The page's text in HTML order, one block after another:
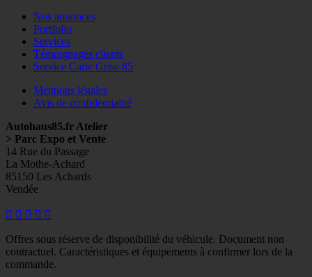
Nos annonces
Portfolio
Services
Témoignages clients
Service Carte Grise 85
Mentions légales
Avis de confidentialité
Autohaus85.fr Atelier
> Parc Expo et Vente
14 Rue du Passage
La Mothe-Achard
85150 Les Achards
Vendée
Facebook
Googleplus
E- Instagram
Offres sous réserve de disponibilité du véhicule. Document non
contractuel. Caractéristiques et équipements à confirmer lors de la
commande.